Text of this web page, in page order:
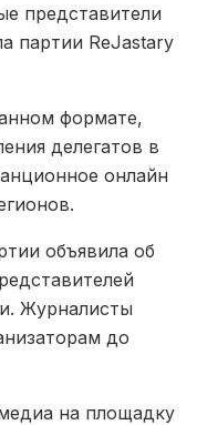
представители
партии ReJastary
формате,
делегатов в
онлайн
объявила об
Журналисты
до
на площадку